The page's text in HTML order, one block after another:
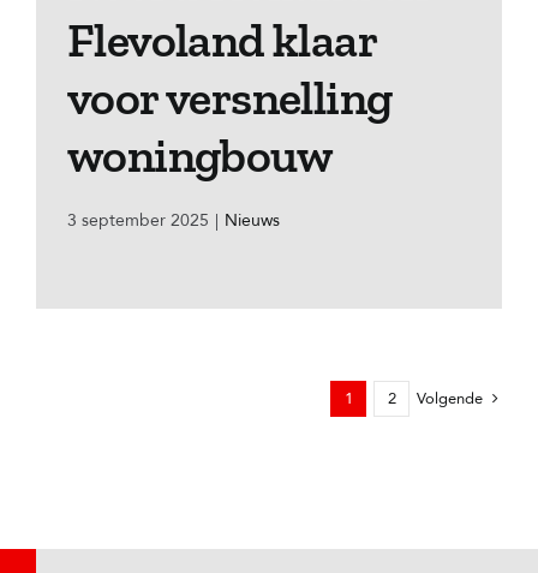
Flevoland klaar
voor versnelling
woningbouw
3 september 2025 | Nieuws
1 2 Volgende